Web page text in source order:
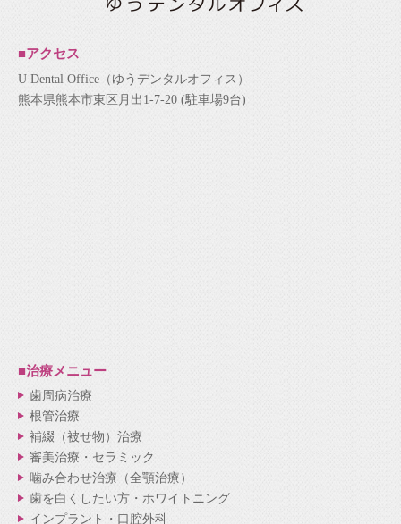
■アクセス
U Dental Office（ゆうデンタルオフィス）
熊本県熊本市東区月出1-7-20 (駐車場9台)
■治療メニュー
歯周病治療
根管治療
補綴（被せ物）治療
審美治療・セラミック
噛み合わせ治療（全顎治療）
歯を白くしたい方・ホワイトニング
インプラント・口腔外科